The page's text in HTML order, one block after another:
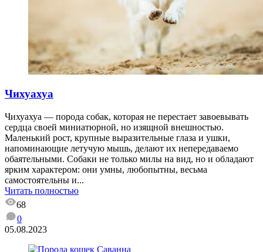
Чихуахуа
Чихуахуа — порода собак, которая не перестает завоевывать
сердца своей миниатюрной, но изящной внешностью.
Маленький рост, крупные выразительные глаза и ушки,
напоминающие летучую мышь, делают их непередаваемо
обаятельными. Собаки не только милы на вид, но и обладают
ярким характером: они умны, любопытны, весьма
самостоятельны и...
Читать полностью
68
0
05.08.2023